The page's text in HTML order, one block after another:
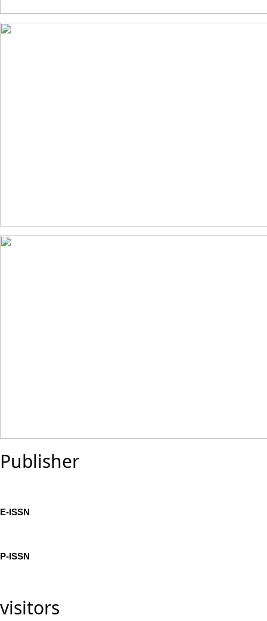
Publisher
E-ISSN
P-ISSN
visitors